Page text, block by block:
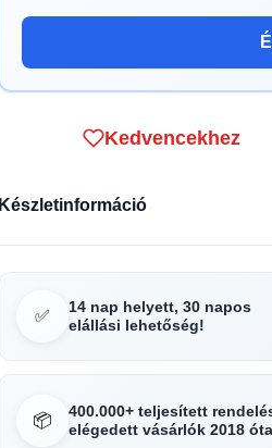
Kedvencekhez
Készletinformáció
✅
14 nap helyett, 30 napos
elállási lehetőség!
📦
400.000+ teljesített
elégedett vásárlók 2018